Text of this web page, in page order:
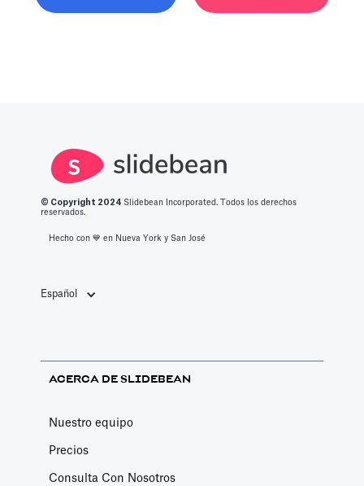
© Copyright 2 024 Slidebean Incorporated. Todos los derechos
reservados.
Hecho con 💙️ en Nueva York y San José
Español
ACERCA DE SLIDEBEAN
Nuestro equipo
Precios
Consulta Con Nosotros